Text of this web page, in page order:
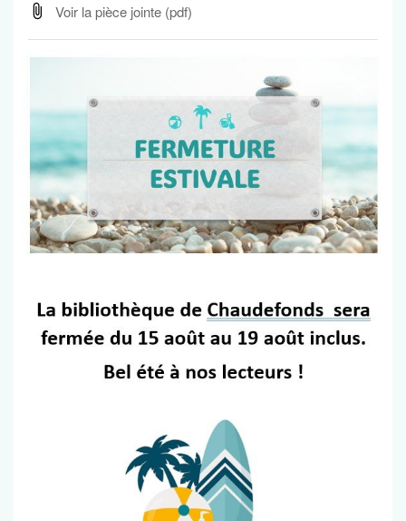
Voir la pièce jointe (pdf)